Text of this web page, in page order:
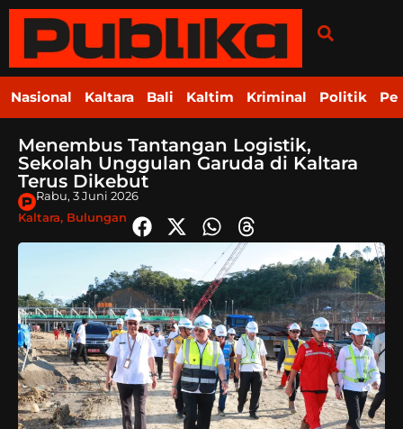
Nasional Kaltara Bali Kaltim Kriminal Politik
Menembus Tantangan Logistik,
Sekolah Unggulan Garuda di Kaltara
Terus Dikebut
Rabu, 3 Juni 2026
Kaltara, Bulungan